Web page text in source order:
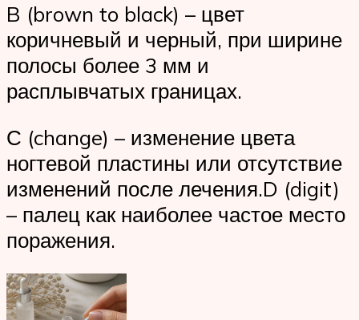
B (brown to black) – цвет
коричневый и черный, при ширине
полосы более 3 мм и
расплывчатых границах.
С (change) – изменение цвета
ногтевой пластины или отсутствие
изменений после лечения.D (digit)
– палец как наиболее частое место
поражения.